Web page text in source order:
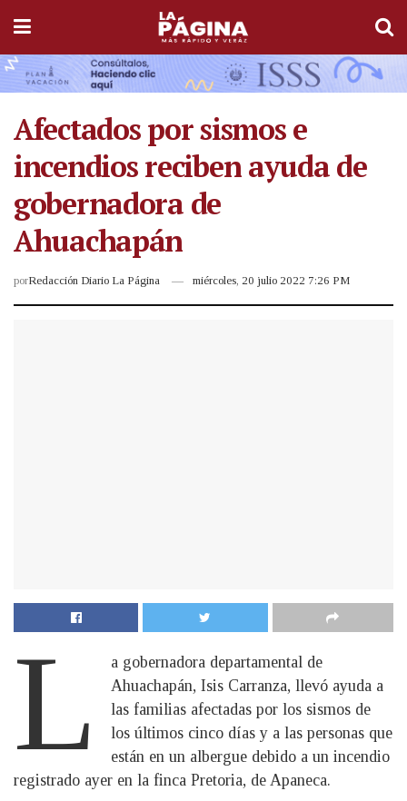
Afectados por sismos e
incendios reciben ayuda de
gobernadora de
Ahuachapán
porRedacción Diario La Página miércoles, 20 julio 2022 7:26 PM
L
a gobernadora departamental de
Ahuachapán, Isis Carranza, llevó ayuda a
las familias afectadas por los sismos de
los últimos cinco días y a las personas que
están en un albergue debido a un incendio
registrado ayer en la finca Pretoria, de Apaneca.